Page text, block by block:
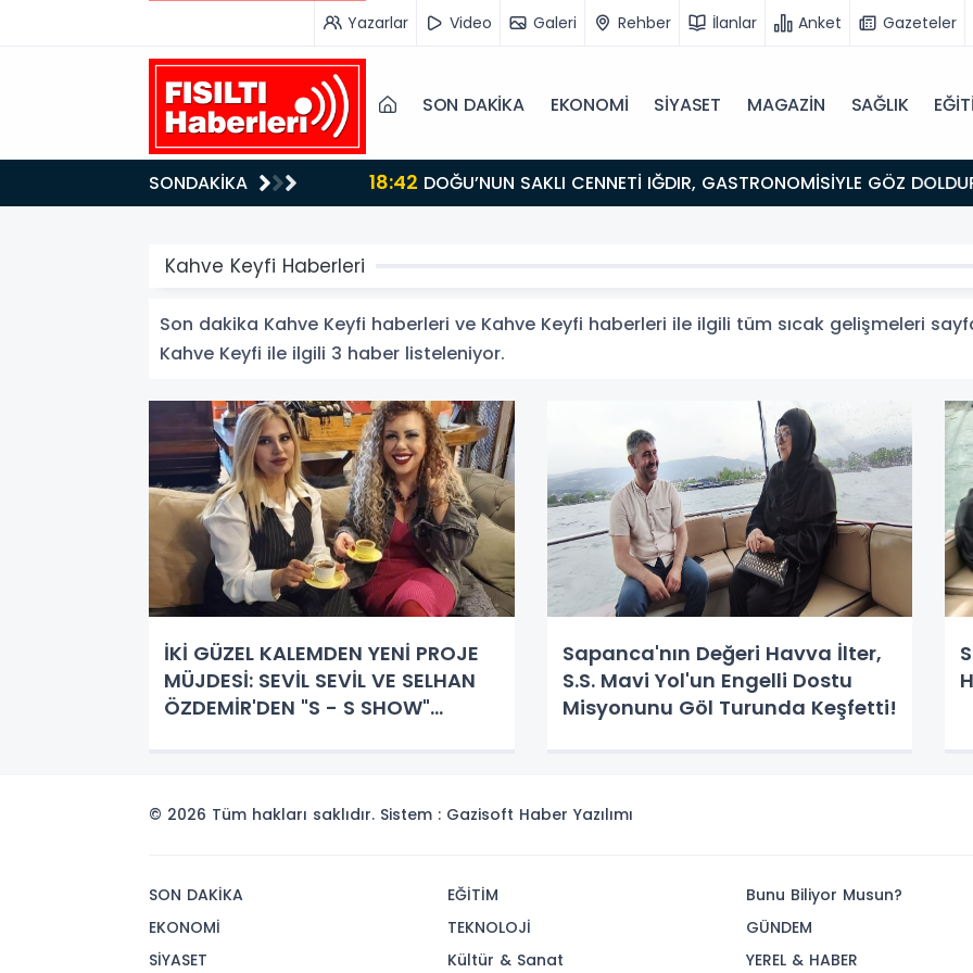
Yazarlar Video Galeri Rehber İlanlar Anket Gazeteler
SON DAKİKA EKONOMİ SİYASET MAGAZİN SAĞLIK
SONDAKİKA 18:42DOĞU’NUN SAKLI CENNETİ IĞDIR, GASTRONOMİSİYLE GÖZ DOLDURUYOR: KAFKAS VE ANADOLU
KÜLTÜRÜNÜN BULUŞMA NOKTASI
Kahve Keyfi Haberleri
Son dakika Kahve Keyfi haberleri ve Kahve Keyfi haberleri ile ilgili tüm sıcak gelişmeleri
Kahve Keyfi ile ilgili 3 haber listeleniyor.
İKİ GÜZEL KALEMDEN YENİ PROJE
MÜJDESİ: SEVİL SEVİL VE SELHAN
ÖZDEMİR'DEN "S - S SHOW"
Sapanca'nın Değeri Havva İlter,
S.S. Mavi Yol'un Engelli Dostu
Misyonunu Göl Turunda Keşfetti!
© 2026 Tüm hakları saklıdır. Sistem : Gazisoft Haber Yazılımı
SON DAKİKA
EKONOMİ
SİYASET
EĞİTİM
TEKNOLOJİ
Kültür & Sanat
Bunu Biliyor Musun?
GÜNDEM
YEREL & HABER